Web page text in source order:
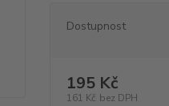
Dostupnost
195 Kč
161 Kč bez DPH